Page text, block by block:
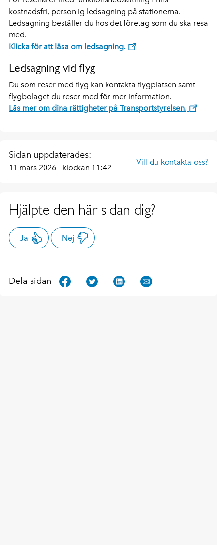
kostnadsfri, personlig ledsagning på stationerna.
Ledsagning beställer du hos det företag som du ska resa
med.
Klicka för att läsa om ledsagning.
Ledsagning vid flyg
Du som reser med flyg kan kontakta flygplatsen samt
flygbolaget du reser med för mer information.
Läs mer om dina rättigheter på Transportstyrelsen.
Sidan uppdaterades:
11 mars 2026 klockan 11:42
Vill du kontakta oss?
Hjälpte den här sidan dig?
Ja Nej
Dela sidan